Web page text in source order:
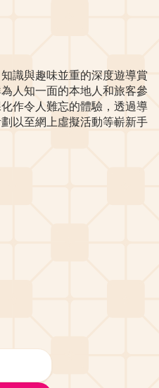
識與趣味並重的深度遊導賞
人知一面的本地人和旅客參
作令人難忘的體驗，透過導
以至網上虛擬活動等嶄新手